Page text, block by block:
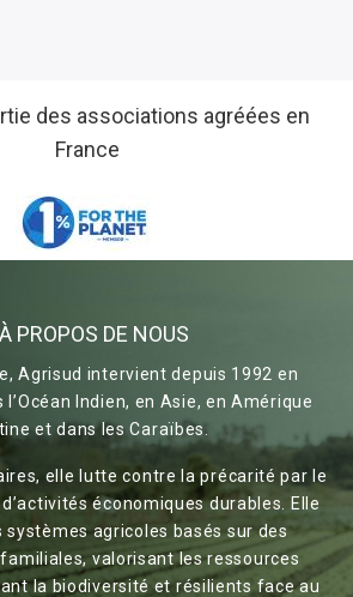
des associations agréées en
France
À PROPOS DE NOUS
Agrisud intervient depuis 1992 en
Indien, en Asie, en Amérique
et dans les Caraïbes.
elle lutte contre la précarité par le
économiques durables. Elle
systèmes agricoles basés sur des
valorisant les ressources
la biodiversité et résilients face au